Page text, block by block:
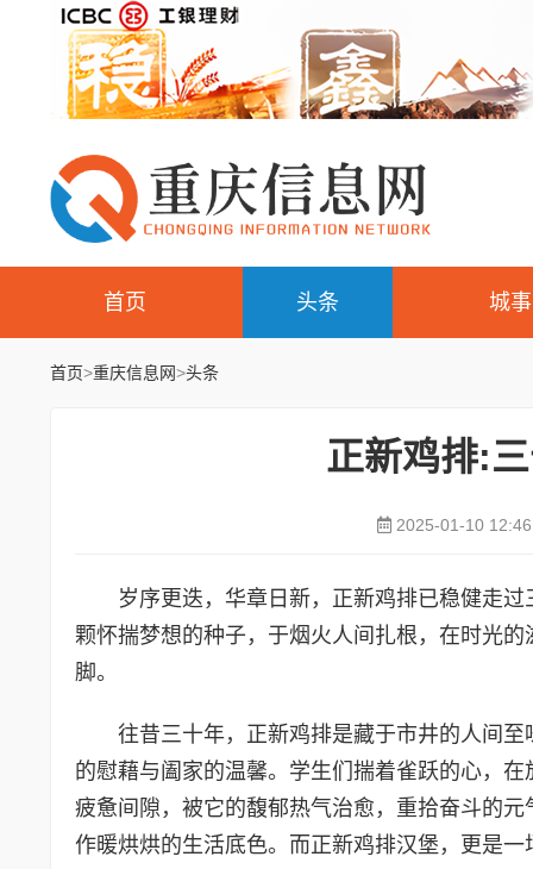
首页 头条 城事
首页>重庆信息网>头条
正新鸡排:
2025-01-10
岁序更迭，华章日新，正新鸡排已稳健走
颗怀揣梦想的种子，于烟火人间扎根，在时光
脚。
往昔三十年，正新鸡排是藏于市井的人间
的慰藉与阖家的温馨。学生们揣着雀跃的心，
疲惫间隙，被它的馥郁热气治愈，重拾奋斗的
作暖烘烘的生活底色。而正新鸡排汉堡，更是